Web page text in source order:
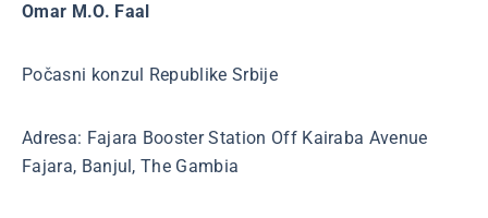
Omar M.O. Faal
Počasni konzul Republike Srbije
Adresa: Fajara Booster Station Off Kairaba Avenue
Fajara, Banjul, The Gambia